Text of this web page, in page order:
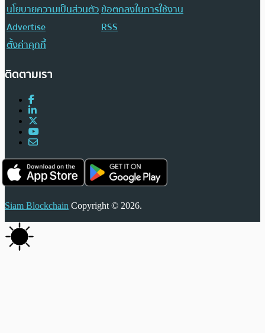
นโยบายความเป็นส่วนตัวข้อตกลงในการใช้งาน
Advertise
RSS
ตั้งค่าคุกกี้
ติดตามเรา
Siam Blockchain Copyright © 2026.